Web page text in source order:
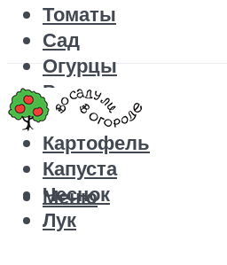
Томаты
Сад
Огурцы
Рецепты
Перец
Картофель
Капуста
Чеснок
Лук
Меню